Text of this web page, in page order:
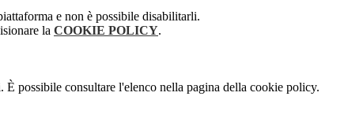
e non è possibile disabilitarli.
la COOKIE POLICY.
possibile consultare l'elenco nella pagina della cookie policy.